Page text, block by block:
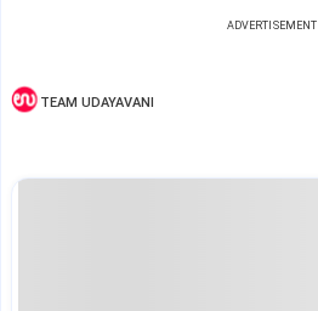
ADVERTISEMENT
TEAM UDAYAVANI